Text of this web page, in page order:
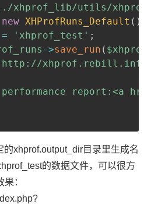
xhprof_lib/utils/
new XHProfRuns_Default ( )
= 'xhprof_test' ;
->save_run (
xhprof.rebill.info/
report:<a
xhprof.output_dir目录里生成名
的数据文件，可以很方
：